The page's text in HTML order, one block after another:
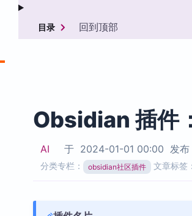
目录 回到顶部
Obsidian 插件
AI 于 2024-01-01 00:00 发布
分类专栏： obsidian社区插件 文章标签：